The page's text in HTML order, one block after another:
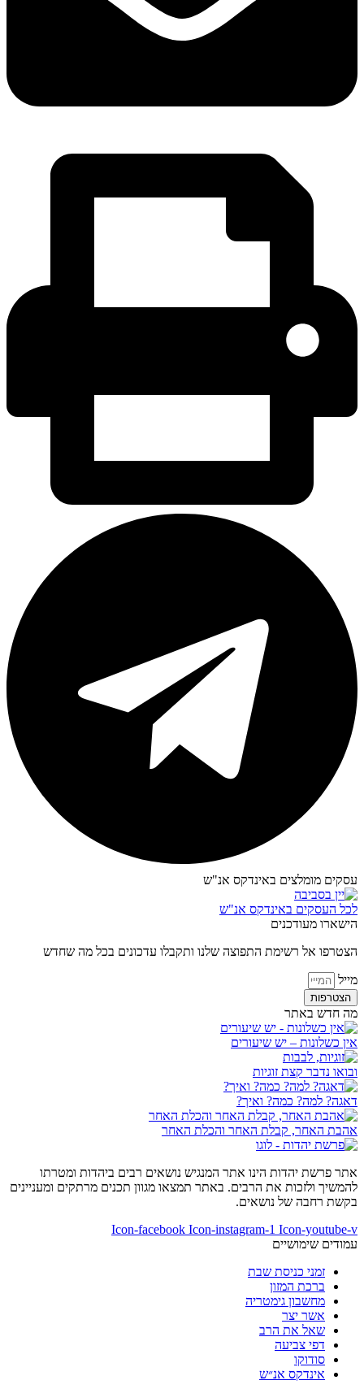
עסקים מומלצים באינדקס אנ"ש​
לכל העסקים באינדקס אנ"ש
הישארו מעודכנים
הצטרפו אל רשימת התפוצה שלנו ותקבלו עדכונים בכל מה שחדש
מייל
הצטרפות
מה חדש באתר
אין כשלונות – יש שיעורים
ובואו נדבר קצת זוגיות
דאגה? למה? כמה? ואיך?
אהבת האחר, קבלת האחר והכלת האחר
אתר פרשת יהדות הינו אתר המנגיש נושאים רבים ביהדות ומטרתו
להמשיך ולזכות את הרבים. באתר תמצאו מגוון תכנים מרתקים ומעניינים
בקשת רחבה של נושאים.
Icon-facebook Icon-instagram-1 Icon-youtube-v
עמודים שימושיים
זמני כניסת שבת
ברכת המזון
מחשבון גימטריה
אשר יצר
שאל את הרב
דפי צביעה
סודוקו
אינדקס אנ״ש